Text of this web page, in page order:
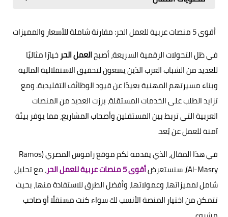
أقوى 5 منصات عربية للعمل الحر: مقارنة شاملة للأسعار والمميزات
في ظل التحولات الرقمية السريعة، أصبحالعمل الحرخيارًا مثاليًا
للعديد من الشباب العرب الذين يسعون لتحقيق الاستقلالية المالية
وبناء مسيرتهم المهنية بعيدًا عن قيود الوظائف التقليدية. ومع
تزايد الطلب على الخدمات المستقلة، برزت العديد من المنصات
العربية التي تربط بين المستقلين وأصحاب المشاريع، مما يوفر بيئة
آمنة للعمل عن بُعد.
في هذا المقال، الذي يقدمه لكم موقع راموس المصري (Ramos
Al-Masry)، سنستعرض
أقوى 5 منصات عربية للعمل الحر
، مع تحليل
شامل لمميزاتها، وعمولاتها، وأفضل الطرق للاستفادة منها، بحيث
تتمكن من اختيار المنصة الأنسب لك سواء كنت مستقلًا أو صاحب